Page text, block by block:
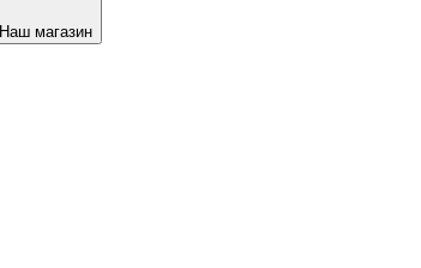
Наш магазин